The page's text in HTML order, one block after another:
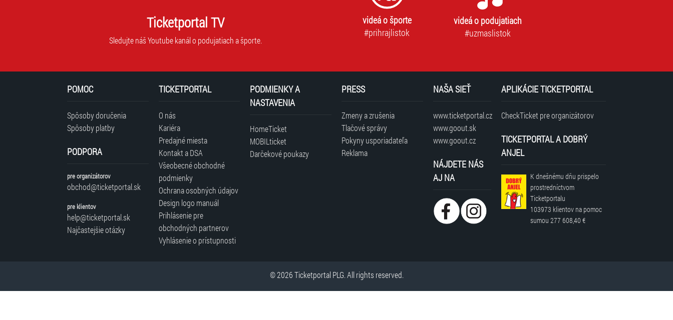
Ticketportal TV
Sledujte náš Youtube kanál o podujatiach a športe.
videá o športe
#prihrajlistok
videá o podujatiach
#uzmaslistok
POMOC
Spôsoby doručenia
Spôsoby platby
PODPORA
pre organizátorov
obchod@ticketportal.sk
pre klientov
help@ticketportal.sk
Najčastejšie otázky
TICKETPORTAL
O nás
Kariéra
Predajné miesta
Kontakt a DSA
Všeobecné obchodné
podmienky
Ochrana osobných údajov
Design logo manuál
Prihlásenie pre
obchodných partnerov
Vyhlásenie o prístupnosti
PODMIENKY A
NASTAVENIA
HomeTicket
MOBILticket
Darčekové poukazy
PRESS
Zmeny a zrušenia
Tlačové správy
Pokyny usporiadateľa
Reklama
NAŠA SIEŤ
www.ticketportal.cz
www.goout.sk
www.goout.cz
NÁJDETE NÁS
AJ NA
APLIKÁCIE TICKETPORTAL
CheckTicket pre organizátorov
TICKETPORTAL A DOBRÝ
ANJEL
K dnešnému dňu prispelo
prostredníctvom
Ticketportalu
103973 klientov na pomoc
sumou277 608,40 €
© 2026 Ticketportal PLG. All rights reserved.